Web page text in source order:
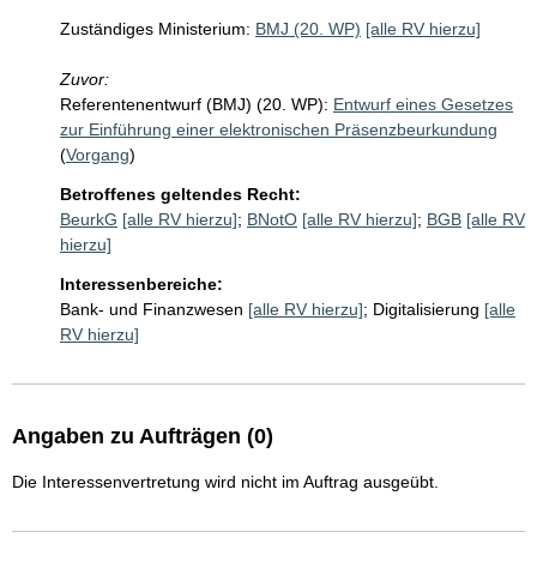
Zuständiges Ministerium: BMJ (20. WP) [alle RV hierzu]
Zuvor:
Referentenentwurf (BMJ) (20. WP): Entwurf eines Gesetzes
zur Einführung einer elektronischen Präsenzbeurkundung
(Vorgang)
Betroffenes geltendes Recht:
BeurkG [alle RV hierzu]; BNotO [alle RV hierzu]; BGB [alle RV
hierzu]
Interessenbereiche:
Bank- und Finanzwesen [alle RV hierzu]; Digitalisierung [alle
RV hierzu]
Angaben zu Aufträgen (0)
Die Interessenvertretung wird nicht im Auftrag ausgeübt.